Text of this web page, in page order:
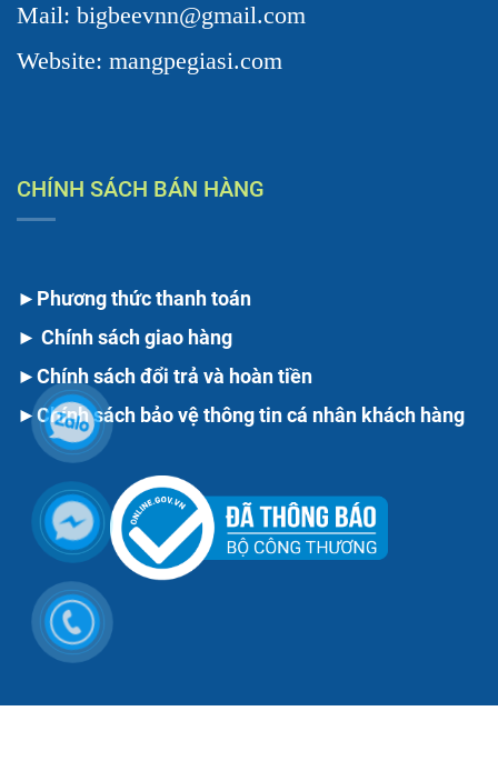
Mail: bigbeevnn@gmail.com
Website: mangpegiasi.com
CHÍNH SÁCH BÁN HÀNG
► Phương thức thanh toán
► Chính sách giao hàng
►Chính sách đổi trả và hoàn tiền
►Chính sách bảo vệ thông tin cá nhân khách hàng